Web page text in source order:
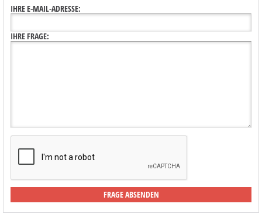
IHRE E-MAIL-ADRESSE:
IHRE FRAGE: